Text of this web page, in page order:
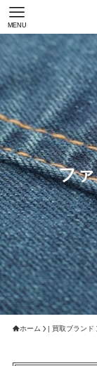
MENU
フ
ホーム | 買取ブランド